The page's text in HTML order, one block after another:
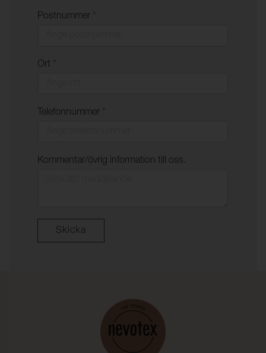
Postnummer *
Ort *
Telefonnummer *
Kommentar/övrig information till oss.
Skicka